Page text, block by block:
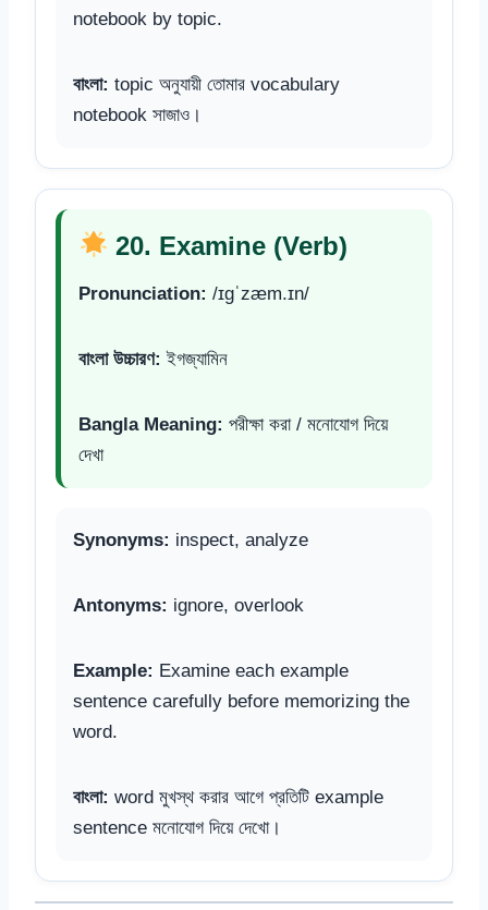
notebook by topic.
বাংলা: topic অনুযায়ী তোমার vocabulary
notebook সাজাও।
20. Examine (Verb)
Pronunciation: /ɪɡˈzæm.ɪn/
বাংলা উচ্চারণ: ইগজ্যামিন
Bangla Meaning: পরীক্ষা করা / মনোযোগ দিয়ে
দেখা
Synonyms: inspect, analyze
Antonyms: ignore, overlook
Example: Examine each example
sentence carefully before memorizing the
word.
বাংলা: word মুখস্থ করার আগে প্রতিটি example
sentence মনোযোগ দিয়ে দেখো।